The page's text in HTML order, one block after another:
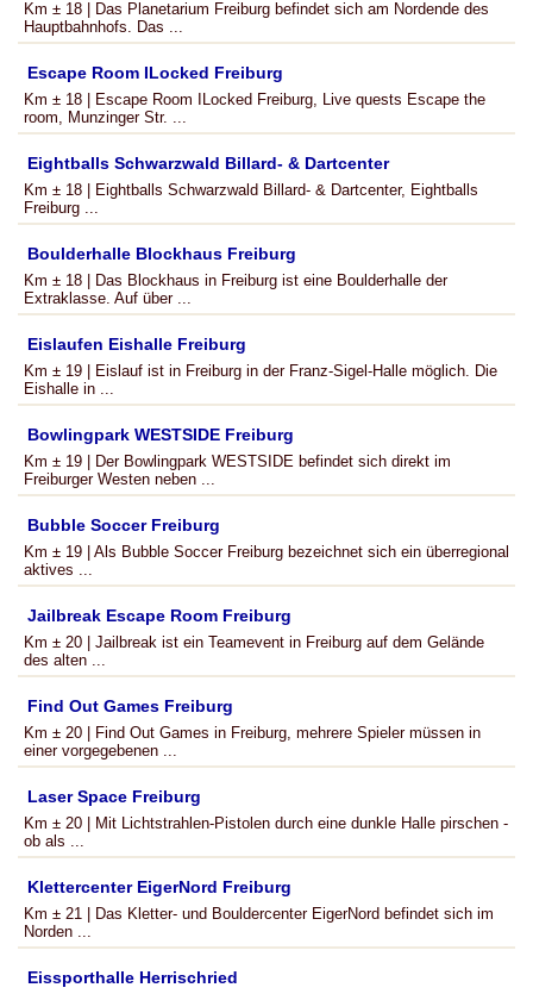
Km ± 18 | Das Planetarium Freiburg befindet sich am Nordende des
Hauptbahnhofs. Das ...
Escape Room ILocked Freiburg
Km ± 18 | Escape Room ILocked Freiburg, Live quests Escape the
room, Munzinger Str. ...
Eightballs Schwarzwald Billard- & Dartcenter
Km ± 18 | Eightballs Schwarzwald Billard- & Dartcenter, Eightballs
Freiburg ...
Boulderhalle Blockhaus Freiburg
Km ± 18 | Das Blockhaus in Freiburg ist eine Boulderhalle der
Extraklasse. Auf über ...
Eislaufen Eishalle Freiburg
Km ± 19 | Eislauf ist in Freiburg in der Franz-Sigel-Halle möglich. Die
Eishalle in ...
Bowlingpark WESTSIDE Freiburg
Km ± 19 | Der Bowlingpark WESTSIDE befindet sich direkt im
Freiburger Westen neben ...
Bubble Soccer Freiburg
Km ± 19 | Als Bubble Soccer Freiburg bezeichnet sich ein überregional
aktives ...
Jailbreak Escape Room Freiburg
Km ± 20 | Jailbreak ist ein Teamevent in Freiburg auf dem Gelände
des alten ...
Find Out Games Freiburg
Km ± 20 | Find Out Games in Freiburg, mehrere Spieler müssen in
einer vorgegebenen ...
Laser Space Freiburg
Km ± 20 | Mit Lichtstrahlen-Pistolen durch eine dunkle Halle pirschen -
ob als ...
Klettercenter EigerNord Freiburg
Km ± 21 | Das Kletter- und Bouldercenter EigerNord befindet sich im
Norden ...
Eissporthalle Herrischried